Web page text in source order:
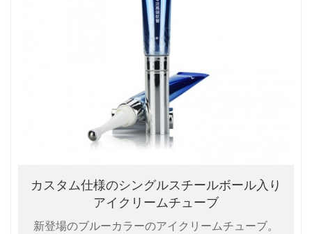
カスタム仕様のシングルスチールボール入り
アイクリームチューブ
新登場のブルーカラーのアイクリームチューブ。